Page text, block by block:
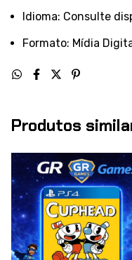
Idioma: Consulte
Formato: Mídia
Produtos